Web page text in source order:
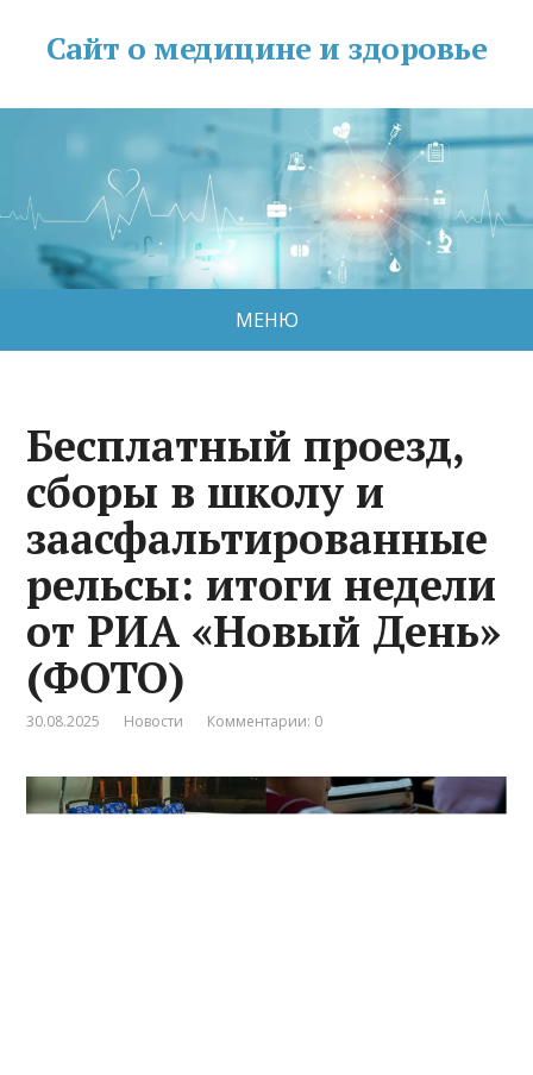
Сайт о медицине и здоровье
МЕНЮ
Бесплатный проезд,
сборы в школу и
заасфальтированные
рельсы: итоги недели
от РИА «Новый День»
(ФОТО)
30.08.2025 Новости Комментарии: 0